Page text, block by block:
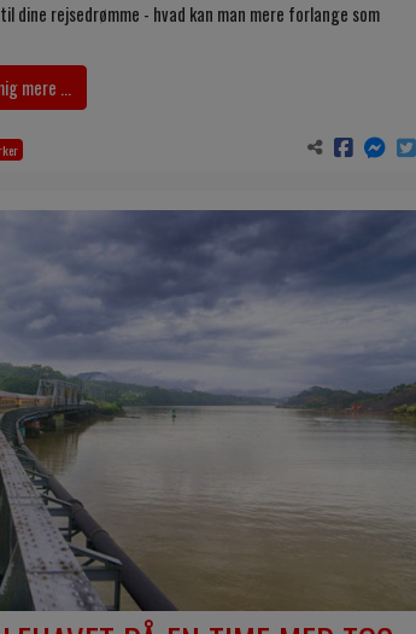
rejsedrømme - hvad kan man mere forlange som
mere ...